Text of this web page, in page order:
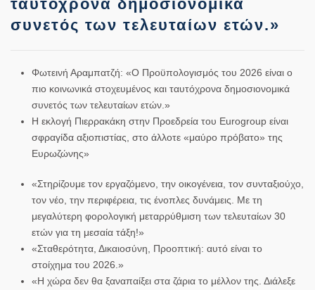
ταυτόχρονα δημοσιονομικά
συνετός των τελευταίων ετών.»
Φωτεινή Αραμπατζή: «Ο Προϋπολογισμός του 2026 είναι ο
πιο κοινωνικά στοχευμένος και ταυτόχρονα δημοσιονομικά
συνετός των τελευταίων ετών.»
Η εκλογή Πιερρακάκη στην Προεδρεία του Eurogroup είναι
σφραγίδα αξιοπιστίας, στο άλλοτε «μαύρο πρόβατο» της
Ευρωζώνης»
«Στηρίζουμε τον εργαζόμενο, την οικογένεια, τον συνταξιούχο,
τον νέο, την περιφέρεια, τις ένοπλες δυνάμεις. Με τη
μεγαλύτερη φορολογική μεταρρύθμιση των τελευταίων 30
ετών για τη μεσαία τάξη!»
«Σταθερότητα, Δικαιοσύνη, Προοπτική: αυτό είναι το
στοίχημα του 2026.»
«Η χώρα δεν θα ξαναπαίξει στα ζάρια το μέλλον της. Διάλεξε